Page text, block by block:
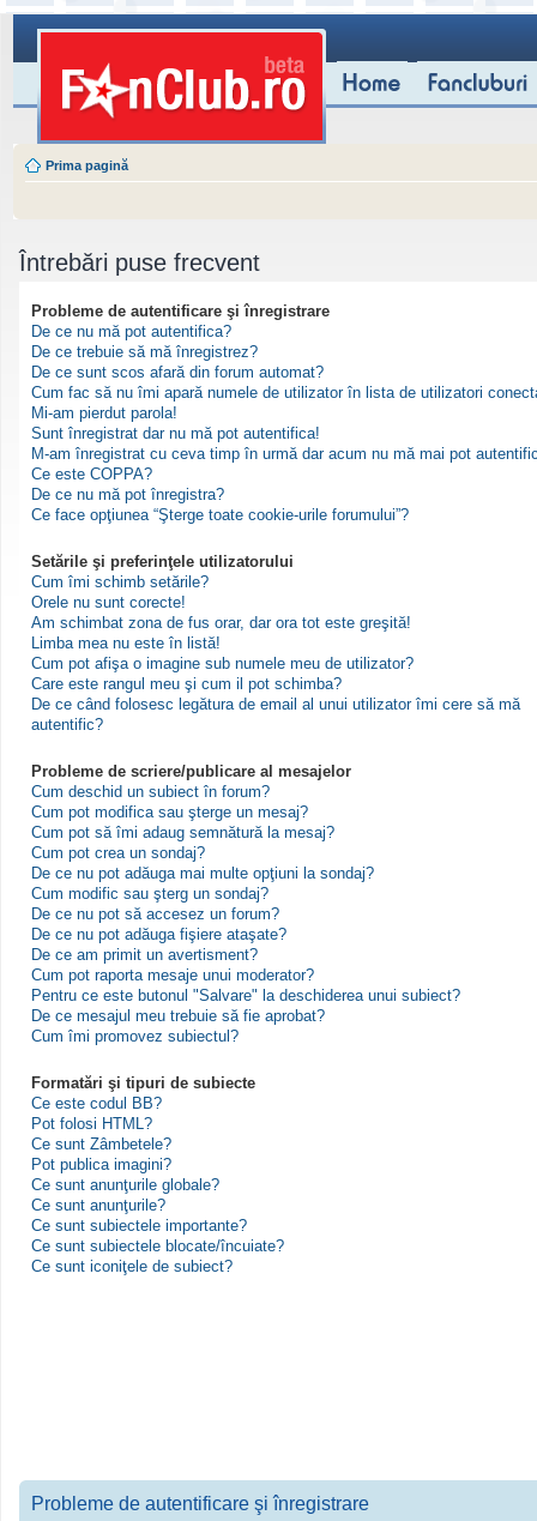
Prima pagină
Întrebări puse frecvent
Probleme de autentificare şi înregistrare
De ce nu mă pot autentifica?
De ce trebuie să mă înregistrez?
De ce sunt scos afară din forum automat?
Cum fac să nu îmi apară numele de utilizator în lista de utilizatori
Mi-am pierdut parola!
Sunt înregistrat dar nu mă pot autentifica!
M-am înregistrat cu ceva timp în urmă dar acum nu mă mai pot
Ce este COPPA?
De ce nu mă pot înregistra?
Ce face opţiunea “Şterge toate cookie-urile forumului”?
Setările şi preferinţele utilizatorului
Cum îmi schimb setările?
Orele nu sunt corecte!
Am schimbat zona de fus orar, dar ora tot este greşită!
Limba mea nu este în listă!
Cum pot afişa o imagine sub numele meu de utilizator?
Care este rangul meu şi cum il pot schimba?
De ce când folosesc legătura de email al unui utilizator îmi cere să mă
autentific?
Probleme de scriere/publicare al mesajelor
Cum deschid un subiect în forum?
Cum pot modifica sau şterge un mesaj?
Cum pot să îmi adaug semnătură la mesaj?
Cum pot crea un sondaj?
De ce nu pot adăuga mai multe opţiuni la sondaj?
Cum modific sau şterg un sondaj?
De ce nu pot să accesez un forum?
De ce nu pot adăuga fişiere ataşate?
De ce am primit un avertisment?
Cum pot raporta mesaje unui moderator?
Pentru ce este butonul "Salvare" la deschiderea unui subiect?
De ce mesajul meu trebuie să fie aprobat?
Cum îmi promovez subiectul?
Formatări şi tipuri de subiecte
Ce este codul BB?
Pot folosi HTML?
Ce sunt Zâmbetele?
Pot publica imagini?
Ce sunt anunţurile globale?
Ce sunt anunţurile?
Ce sunt subiectele importante?
Ce sunt subiectele blocate/încuiate?
Ce sunt iconiţele de subiect?
Probleme de autentificare şi înregistrare